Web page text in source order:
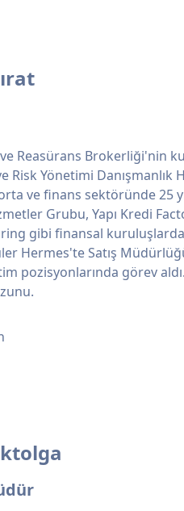
Reasürans Brokerliği'nin
Risk Yönetimi
ve finans sektöründe 25
Grubu, Yapı Kredi
gibi finansal
Hermes'te Satış
pozisyonlarında görev